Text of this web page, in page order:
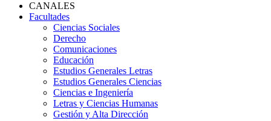
CANALES
Facultades
Ciencias Sociales
Derecho
Comunicaciones
Educación
Estudios Generales Letras
Estudios Generales Ciencias
Ciencias e Ingeniería
Letras y Ciencias Humanas
Gestión y Alta Dirección